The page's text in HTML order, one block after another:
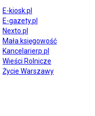
E-kiosk.pl
E-gazety.pl
Nexto.pl
Mała księgowość
Kancelarierp.pl
Wieści Rolnicze
Życie Warszawy